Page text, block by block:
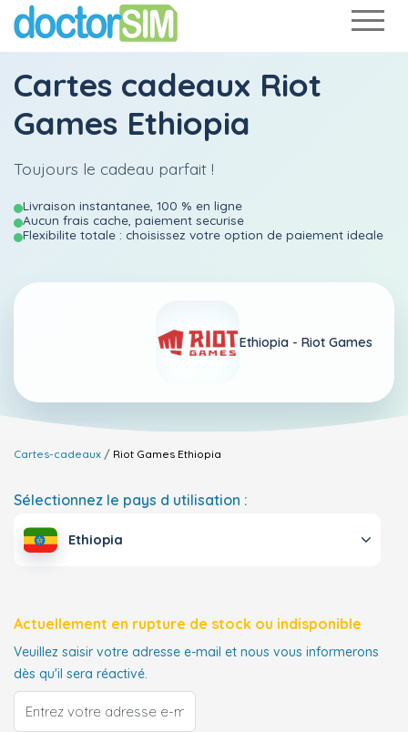
Cartes cadeaux Riot
Games Ethiopia
Toujours le cadeau parfait !
Livraison instantanee, 100 % en ligne
Aucun frais cache, paiement securise
Flexibilite totale : choisissez votre option de paiement ideale
Ethiopia - Riot Games
Cartes-cadeaux Riot Games Ethiopia
Sélectionnez le pays d utilisation :
Ethiopia
Actuellement en rupture de stock ou indisponible
Veuillez saisir votre adresse e-mail et nous vous informerons
dès qu'il sera réactivé.